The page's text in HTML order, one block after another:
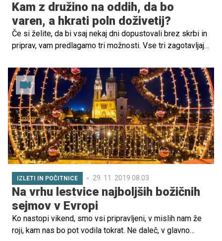
Kam z družino na oddih, da bo
varen, a hkrati poln doživetij?
Če si želite, da bi vsaj nekaj dni dopustovali brez skrbi in
priprav, vam predlagamo tri možnosti. Vse tri zagotavljajo
in hitra.
IZLETI IN POČITNICE 29. 11. 2019 08.03
Na vrhu lestvice najboljših božičnih
sejmov v Evropi
Ko nastopi vikend, smo vsi pripravljeni, v mislih nam že
roji, kam nas bo pot vodila tokrat. Ne daleč, v glavno